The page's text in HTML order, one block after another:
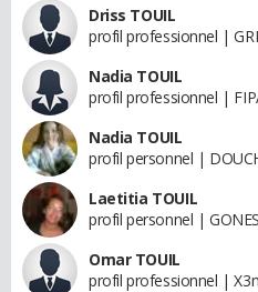
Driss TOUIL
profil professionnel |
Nadia TOUIL
profil professionnel |
Nadia TOUIL
profil personnel |
Laetitia TOUIL
profil personnel |
Omar TOUIL
profil professionnel |